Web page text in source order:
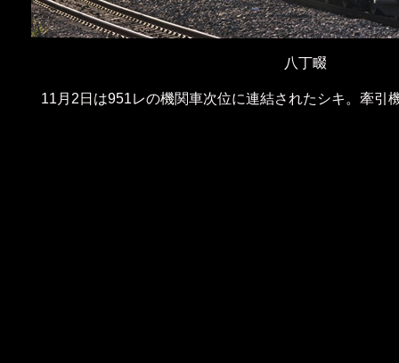
八丁畷
11月2日は951レの機関車次位に連結されたシキ。牽引